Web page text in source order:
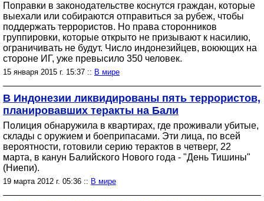
Поправки в законодательстве коснутся граждан, которые
выехали или собираются отправиться за рубеж, чтобы
поддержать террористов. Но права сторонников
группировки, которые открыто не призывают к насилию,
ограничивать не будут. Число индонезийцев, воюющих на
стороне ИГ, уже превысило 350 человек.
15 января 2015 г. 15:37 :: В мире
В Индонезии ликвидированы пять террористов,
планировавших теракты на Бали
Полиция обнаружила в квартирах, где проживали убитые,
склады с оружием и боеприпасами. Эти лица, по всей
вероятности, готовили серию терактов в четверг, 22
марта, в канун Балийского Нового года - "День Тишины"
(Ниепи).
19 марта 2012 г. 05:36 :: В мире